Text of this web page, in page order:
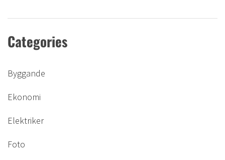
Categories
Byggande
Ekonomi
Elektriker
Foto